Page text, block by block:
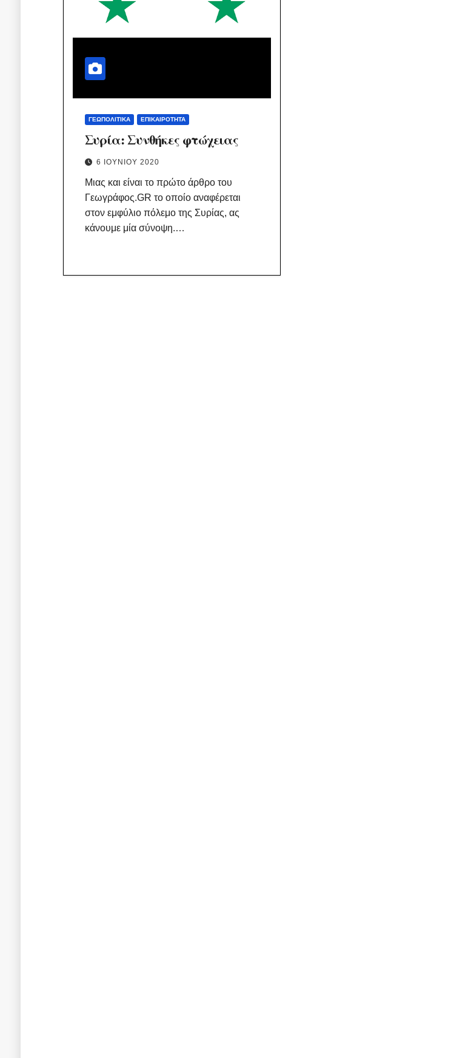
ΓΕΩΠΟΛΙΤΙΚΆ ΕΠΙΚΑΙΡΌΤΗΤΑ
Συρία: Συνθήκες φτώχειας
6 ΙΟΥΝΊΟΥ 2020
Μιας και είναι το πρώτο άρθρο του
Γεωγράφος.GR το οποίο αναφέρεται
στον εμφύλιο πόλεμο της Συρίας, ας
κάνουμε μία σύνοψη.…